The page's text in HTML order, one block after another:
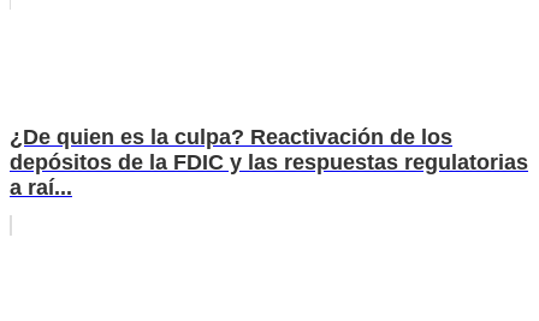
¿De quien es la culpa? Reactivación de los
depósitos de la FDIC y las respuestas regulatorias
a raí...